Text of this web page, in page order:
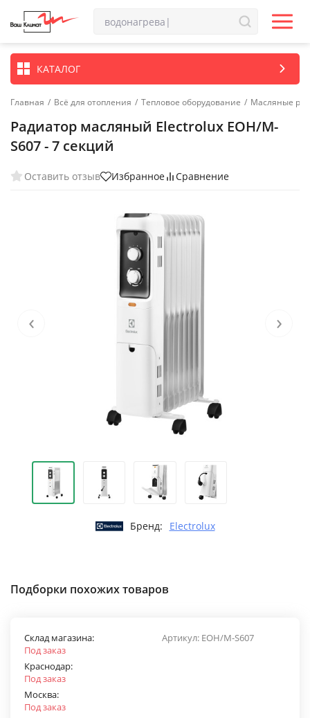
КАТАЛОГ
Главная / Всё для отопления / Тепловое оборудование / Масляные
Радиатор масляный Electrolux EOH/M-
S607 - 7 секций
Оставить отзыв Избранное Сравнение
‹ ›
Бренд: Electrolux
Подборки похожих товаров
Артикул: EOH/M-S607
Склад магазина:
Под заказ
Краснодар:
Под заказ
Москва:
Под заказ